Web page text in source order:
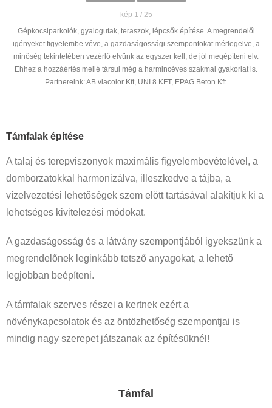
kép 1 / 25
Gépkocsiparkolók, gyalogutak, teraszok, lépcsők építése. A megrendelői
igényeket figyelembe véve, a gazdaságossági szempontokat mérlegelve, a
minőség tekintetében vezérlő elvünk az egyszer kell, de jól megépíteni elv.
Ehhez a hozzáértés mellé társul még a harmincéves szakmai gyakorlat is.
Partnereink: AB viacolor Kft, UNI 8 KFT, EPAG Beton Kft.
Támfal ak építése
A talaj és terepviszonyok maximális figyelembevételével, a
domborzatokkal harmonizálva, illeszkedve a tájba, a
vízelvezetési lehetőségek szem elött tartásával alakítjuk ki a
lehetséges kivitelezési módokat.
A gazdaságosság és a látvány szempontjából igyekszünk a
megrendelőnek leginkább tetsző anyagokat, a lehető
legjobban beépíteni.
A támfalak szerves részei a kertnek ezért a
növénykapcsolatok és az öntözhetőség szempontjai is
mindig nagy szerepet játszanak az építésüknél!
Támfal